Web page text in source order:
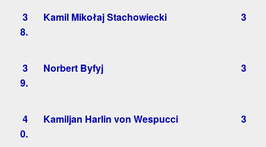
3
8.
Kamil Mikołaj Stachowiecki 3
3
9.
Norbert Byfyj 3
4
0.
Kamiljan Harlin von Wespucci 3